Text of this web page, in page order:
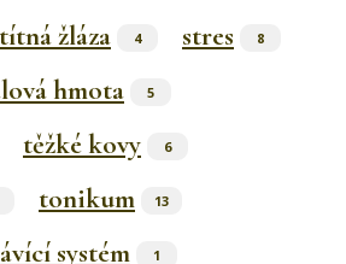
žláza 4 stres 8
hmota 5
těžké kovy 6
tonikum 13
systém 1